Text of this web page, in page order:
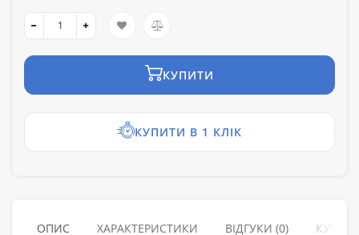
КУПИТИ
КУПИТИ В 1 КЛІК
ОПИС ХАРАКТЕРИСТИКИ ВІДГУКИ (0)